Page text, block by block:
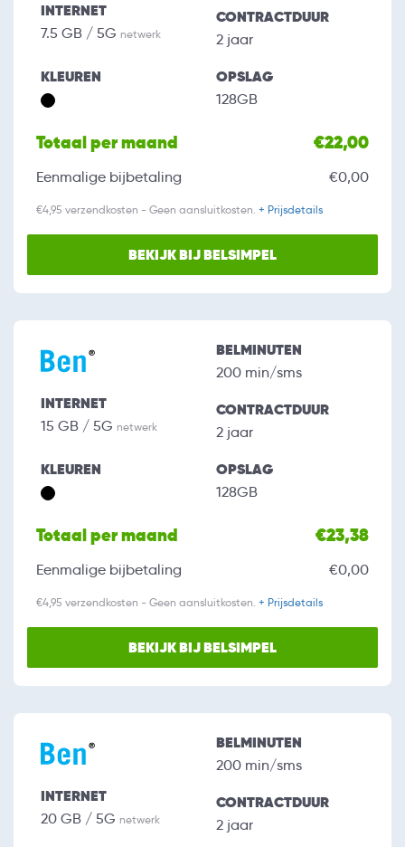
INTERNET
7.5 GB / 5G netwerk
CONTRACTDUUR
2 jaar
KLEUREN OPSLAG
128GB
Totaal per maand €22,00
Eenmalige bijbetaling €0,00
€4,95 verzendkosten - Geen aansluitkosten. + Prijsdetails
BEKIJK BIJ BELSIMPEL
INTERNET
15 GB / 5G netwerk
BELMINUTEN
200 min/sms
CONTRACTDUUR
2 jaar
KLEUREN OPSLAG
128GB
Totaal per maand €23,38
Eenmalige bijbetaling €0,00
€4,95 verzendkosten - Geen aansluitkosten. + Prijsdetails
BEKIJK BIJ BELSIMPEL
INTERNET
20 GB / 5G netwerk
BELMINUTEN
200 min/sms
CONTRACTDUUR
2 jaar